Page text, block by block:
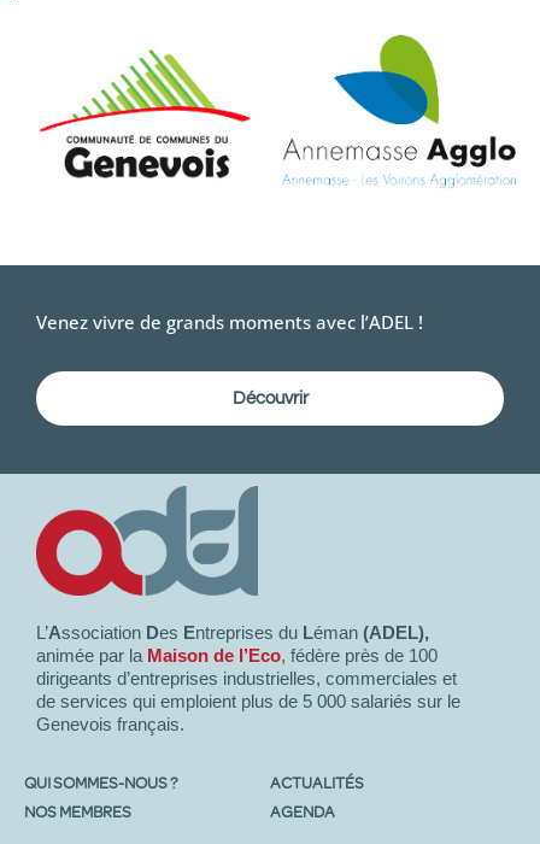
Venez vivre de grands moments avec l’ADEL !
Découvrir
L’Association Des Entreprises du Léman (ADEL),
animée par la Maison de l’Eco, fédère près de 100
dirigeants d’entreprises industrielles, commerciales et
de services qui emploient plus de 5 000 salariés sur le
Genevois français.
QUI SOMMES-NOUS ?
NOS MEMBRES
ACTUALITÉS
AGENDA